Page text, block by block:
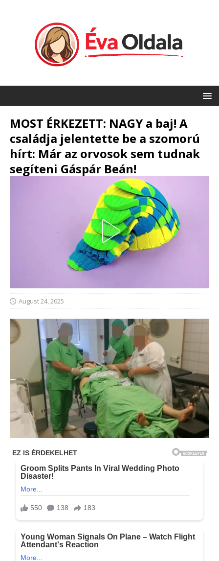
MOST ÉRKEZETT: NAGY a baj! A
családja jelentette be a szomorú
hírt: Már az orvosok sem tudnak
segíteni Gáspár Beán!
August 24, 2025